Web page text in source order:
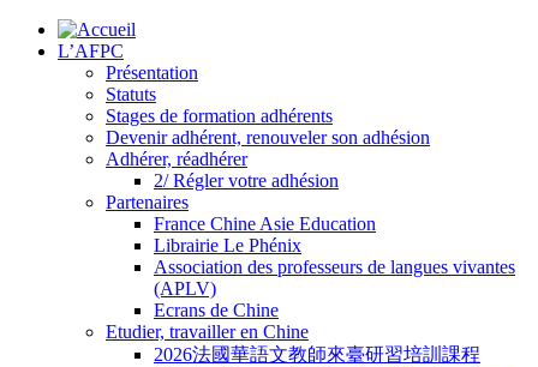
L’AFPC
Présentation
Statuts
Stages de formation adhérents
Devenir adhérent, renouveler son adhésion
Adhérer, réadhérer
2/ Régler votre adhésion
Partenaires
France Chine Asie Education
Librairie Le Phénix
Association des professeurs de langues vivantes
(APLV)
Ecrans de Chine
Etudier, travailler en Chine
2026法國華語文教師來臺研習培訓課程